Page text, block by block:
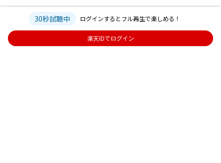
30秒試聴中 ログインするとフル再生で楽しめる！
楽天IDでログイン